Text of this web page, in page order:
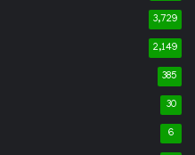
3,729
2,149
385
30
6